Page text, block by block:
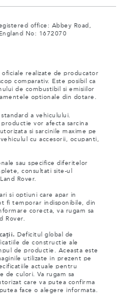
office: Abbey Road,
No: 1672070
realizate de producator
comparativ. Este posibil ca
de combustibil si emisiilor
optionale din dotare.
a vehiculului.
vor afecta sarcina
si sarcinile maxime pe
cu accesorii, ocupanti,
sau specifice diferitelor
consultati site-ul
Rover.
si optiuni care apar in
fi temporar indisponibile, din
corecta, va rugam sa
Rover.
Deficitul global de
de constructie ale
de productie. Aceasta este
utilizate in prezent pe
actuale pentru
de culori. Va rugam sa
care va putea confirma
face o alegere informata.